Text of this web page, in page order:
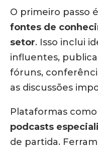
O primeiro passo
fontes de
setor. Isso inclui
influentes,
fóruns,
as discussões
Plataformas como
podcasts
de partida.